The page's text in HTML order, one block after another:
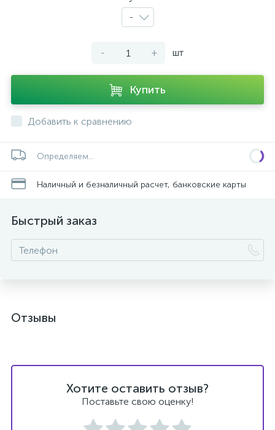
-
- + шт
Купить
Добавить к сравнению
Определяем...
Наличный и безналичный расчет, банковские карты
Быстрый заказ
Отзывы
Хотите оставить отзыв?
Поставьте свою оценку!